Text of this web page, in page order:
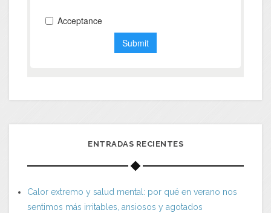
ENTRADAS RECIENTES
Calor extremo y salud mental: por qué en verano nos
sentimos más irritables, ansiosos y agotados